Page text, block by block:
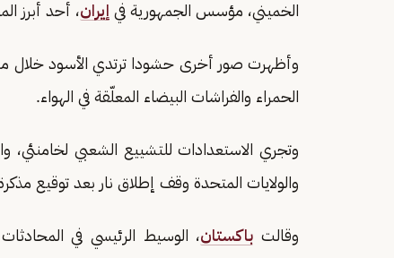
الخميني، مؤسس الجمهورية في إيران، أحد أبرز
وأظهرت صور أخرى حشودا ترتدي الأسود خلال
الحمراء والفراشات البيضاء المعلّقة في الهواء.
وتجري الاستعدادات للتشييع الشعبي لخامنئي،
والولايات المتحدة وقف إطلاق نار بعد توقيع
وقالت باكستان، الوسيط الرئيسي في المحادثات